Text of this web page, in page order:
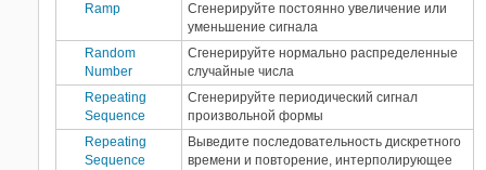
Ramp
Сгенерируйте постоянно увеличение или
уменьшение сигнала
Random
Number
Сгенерируйте нормально распределенные
случайные числа
Repeating
Sequence
Сгенерируйте периодический сигнал
произвольной формы
Repeating
Sequence
Выведите последовательность дискретного
времени и повторение, интерполирующее